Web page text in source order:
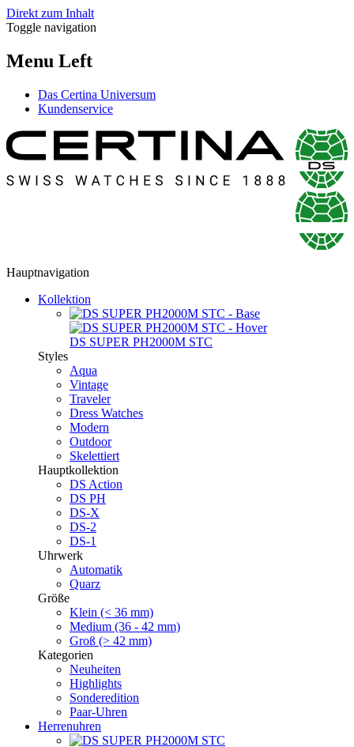
Direkt zum Inhalt
Toggle navigation
Menu Left
Das Certina Universum
Kundenservice
Hauptnavigation
Kollektion
DS SUPER PH2000M STC
Styles
Aqua
Vintage
Traveler
Dress Watches
Modern
Outdoor
Skelettiert
Hauptkollektion
DS Action
DS PH
DS-X
DS-2
DS-1
Uhrwerk
Automatik
Quarz
Größe
Klein (< 36 mm)
Medium (36 - 42 mm)
Groß (> 42 mm)
Kategorien
Neuheiten
Highlights
Sonderedition
Paar-Uhren
Herrenuhren